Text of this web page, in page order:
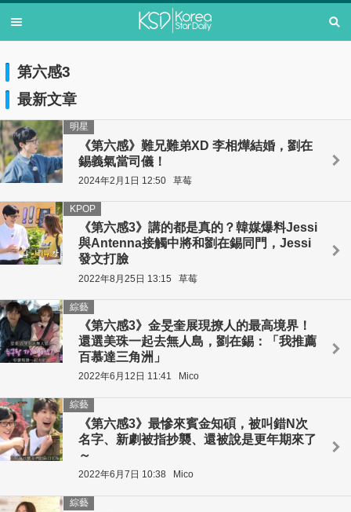
第六感3
最新文章
《第六感》難兄難弟XD 李相燁結婚，劉在
錫義氣當司儀！
明星
2024年2月1日 12:50 草莓
《第六感3》講的都是真的？韓媒爆料Jessi
與Antenna接觸中將和劉在錫同門，Jessi
發文打臉
KPOP
2022年8月25日 13:15 草莓
《第六感3》金旻奎展現撩人的最高境界！
還選美珠一起去無人島，劉在錫：「我推薦
百慕達三角洲」
綜藝
2022年6月12日 11:41 Mico
《第六感3》最慘來賓金知碩，被叫錯N次
名字、新劇被指抄襲、還被說是更年期來了
～
綜藝
2022年6月7日 10:38 Mico
綜藝